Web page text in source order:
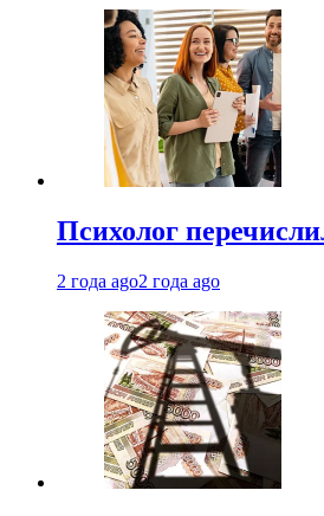
Психолог
2 года ago2 года ago